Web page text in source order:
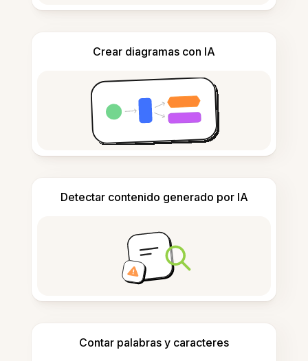
Crear diagramas con IA
Detectar contenido generado por IA
Contar palabras y caracteres